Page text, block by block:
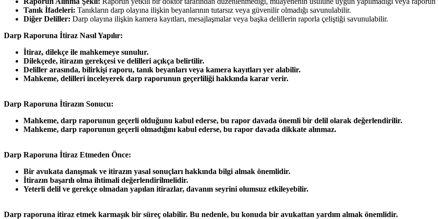
Tanık İfadeleri: Tanıkların darp olayına ilişkin beyanlarının tutarsız veya güvenilir olmadığı savunulabilir.
Diğer Deliller: Darp olayına ilişkin kamera kayıtları, mesajlaşmalar veya başka delillerin raporla çeliştiği savunulabilir.
Darp Raporuna İtiraz Nasıl Yapılır:
İtiraz, dilekçe ile mahkemeye sunulur.
Dilekçede, itirazın gerekçesi ve delilleri açıkça belirtilir.
Deliller arasında, bilirkişi raporu, tanık beyanları veya kamera kayıtları yer alabilir.
Mahkeme, delilleri inceleyerek darp raporunun geçerliliği hakkında karar verir.
Darp Raporuna İtirazın Sonucu:
Mahkeme, darp raporunun geçerli olduğunu kabul ederse, bu rapor davada önemli bir delil olarak değerlendirilir.
Mahkeme, darp raporunun geçerli olmadığını kabul ederse, bu rapor davada dikkate alınmaz.
Darp Raporuna İtiraz Etmeden Önce:
Bir avukata danışmak ve itirazın yasal sonuçları hakkında bilgi almak önemlidir.
İtirazın başarılı olma ihtimali değerlendirilmelidir.
Yeterli delil ve gerekçe olmadan yapılan itirazlar, davanın seyrini olumsuz etkileyebilir.
Darp raporuna itiraz etmek karmaşık bir süreç olabilir. Bu nedenle, bu konuda bir avukattan yardım almak önemlidir.